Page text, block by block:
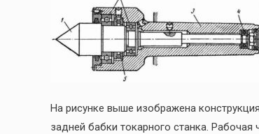
На рисунке выше изображена
задней бабки токарного станка.